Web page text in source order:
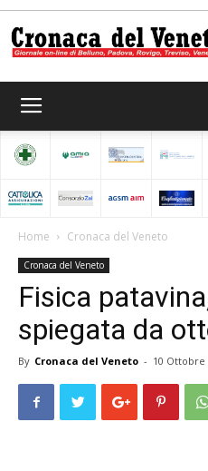
Home Cronaca del Veneto
Cronaca del Veneto
Fisica
spiegata da
By Cronaca del Veneto - 10 Ottobre